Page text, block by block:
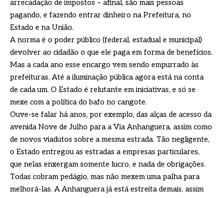
arrecadação de impostos – afinal, são mais pessoas
pagando, e fazendo entrar dinheiro na Prefeitura, no
Estado e na União.
A norma é o poder público (federal, estadual e municipal)
devolver ao cidadão o que ele paga em forma de benefícios.
Mas a cada ano esse encargo vem sendo empurrado às
prefeituras. Até a iluminação pública agora está na conta
de cada um. O Estado é relutante em iniciativas, e só se
mexe com a política do bafo no cangote.
Ouve-se falar há anos, por exemplo, das alças de acesso da
avenida Nove de Julho para a Via Anhanguera, assim como
de novos viadutos sobre a mesma estrada. Tão negligente,
o Estado entregou as estradas a empresas particulares,
que nelas enxergam somente lucro, e nada de obrigações.
Todas cobram pedágio, mas não mexem uma palha para
melhorá-las. A Anhanguera já está estreita demais, assim